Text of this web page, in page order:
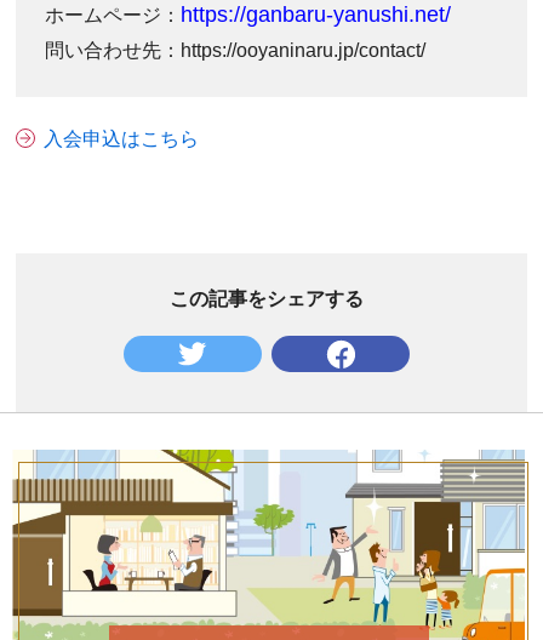
ホームページ： https://ganbaru-yanushi.net/
問い合わせ先：https://ooyaninaru.jp/contact/
入会申込はこちら
この記事をシェアする